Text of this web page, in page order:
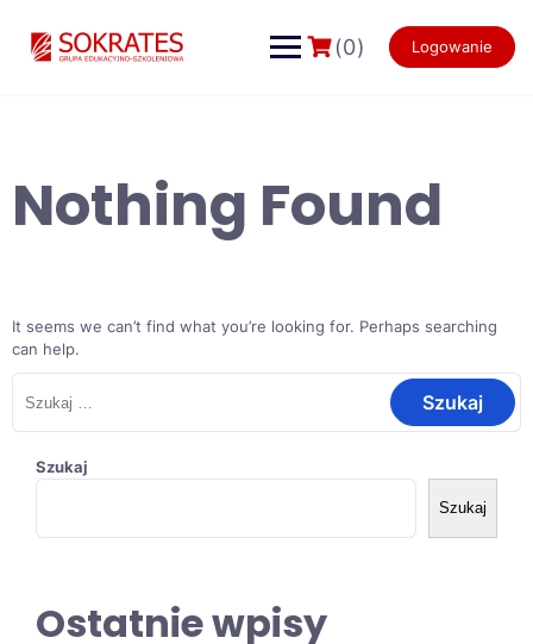
content
(0) Logowanie
Nothing Found
It seems we can’t find what you’re looking for. Perhaps searching
can help.
Szukaj:
Szukaj
Szukaj
Ostatnie wpisy